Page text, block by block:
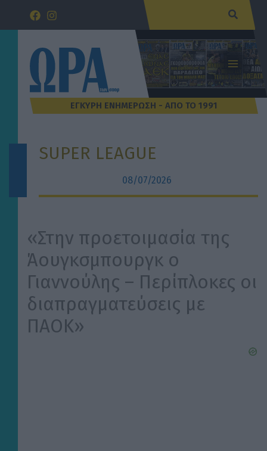
Μετάβαση
SUPER LEAGUE
08/07/2026
«Στην προετοιμασία της
Άουγκσμπουργκ ο
Γιαννούλης – Περίπλοκες οι
διαπραγματεύσεις με
ΠΑΟΚ»